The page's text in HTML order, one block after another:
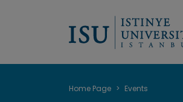
Home Page Events